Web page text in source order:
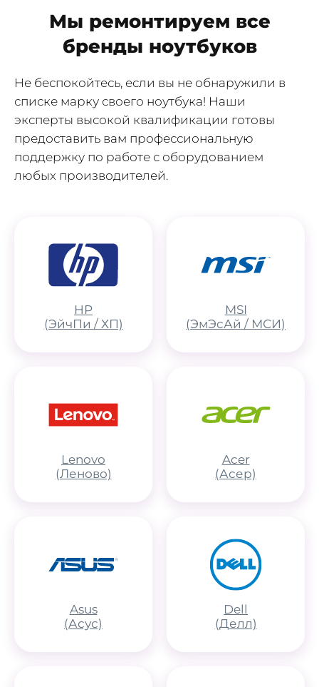
Мы ремонтируем все
бренды ноутбуков
Не беспокойтесь, если вы не обнаружили в
списке марку своего ноутбука! Наши
эксперты высокой квалификации готовы
предоставить вам профессиональную
поддержку по работе с оборудованием
любых производителей.
HP
(ЭйчПи / ХП)
MSI
(ЭмЭсАй / МСИ)
Lenovo
(Леново)
Acer
(Асер)
Asus
(Асус)
Dell
(Делл)